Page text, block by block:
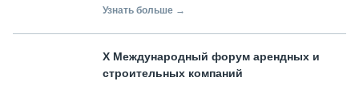
Узнать больше →
X Международный форум арендных и
строительных компаний